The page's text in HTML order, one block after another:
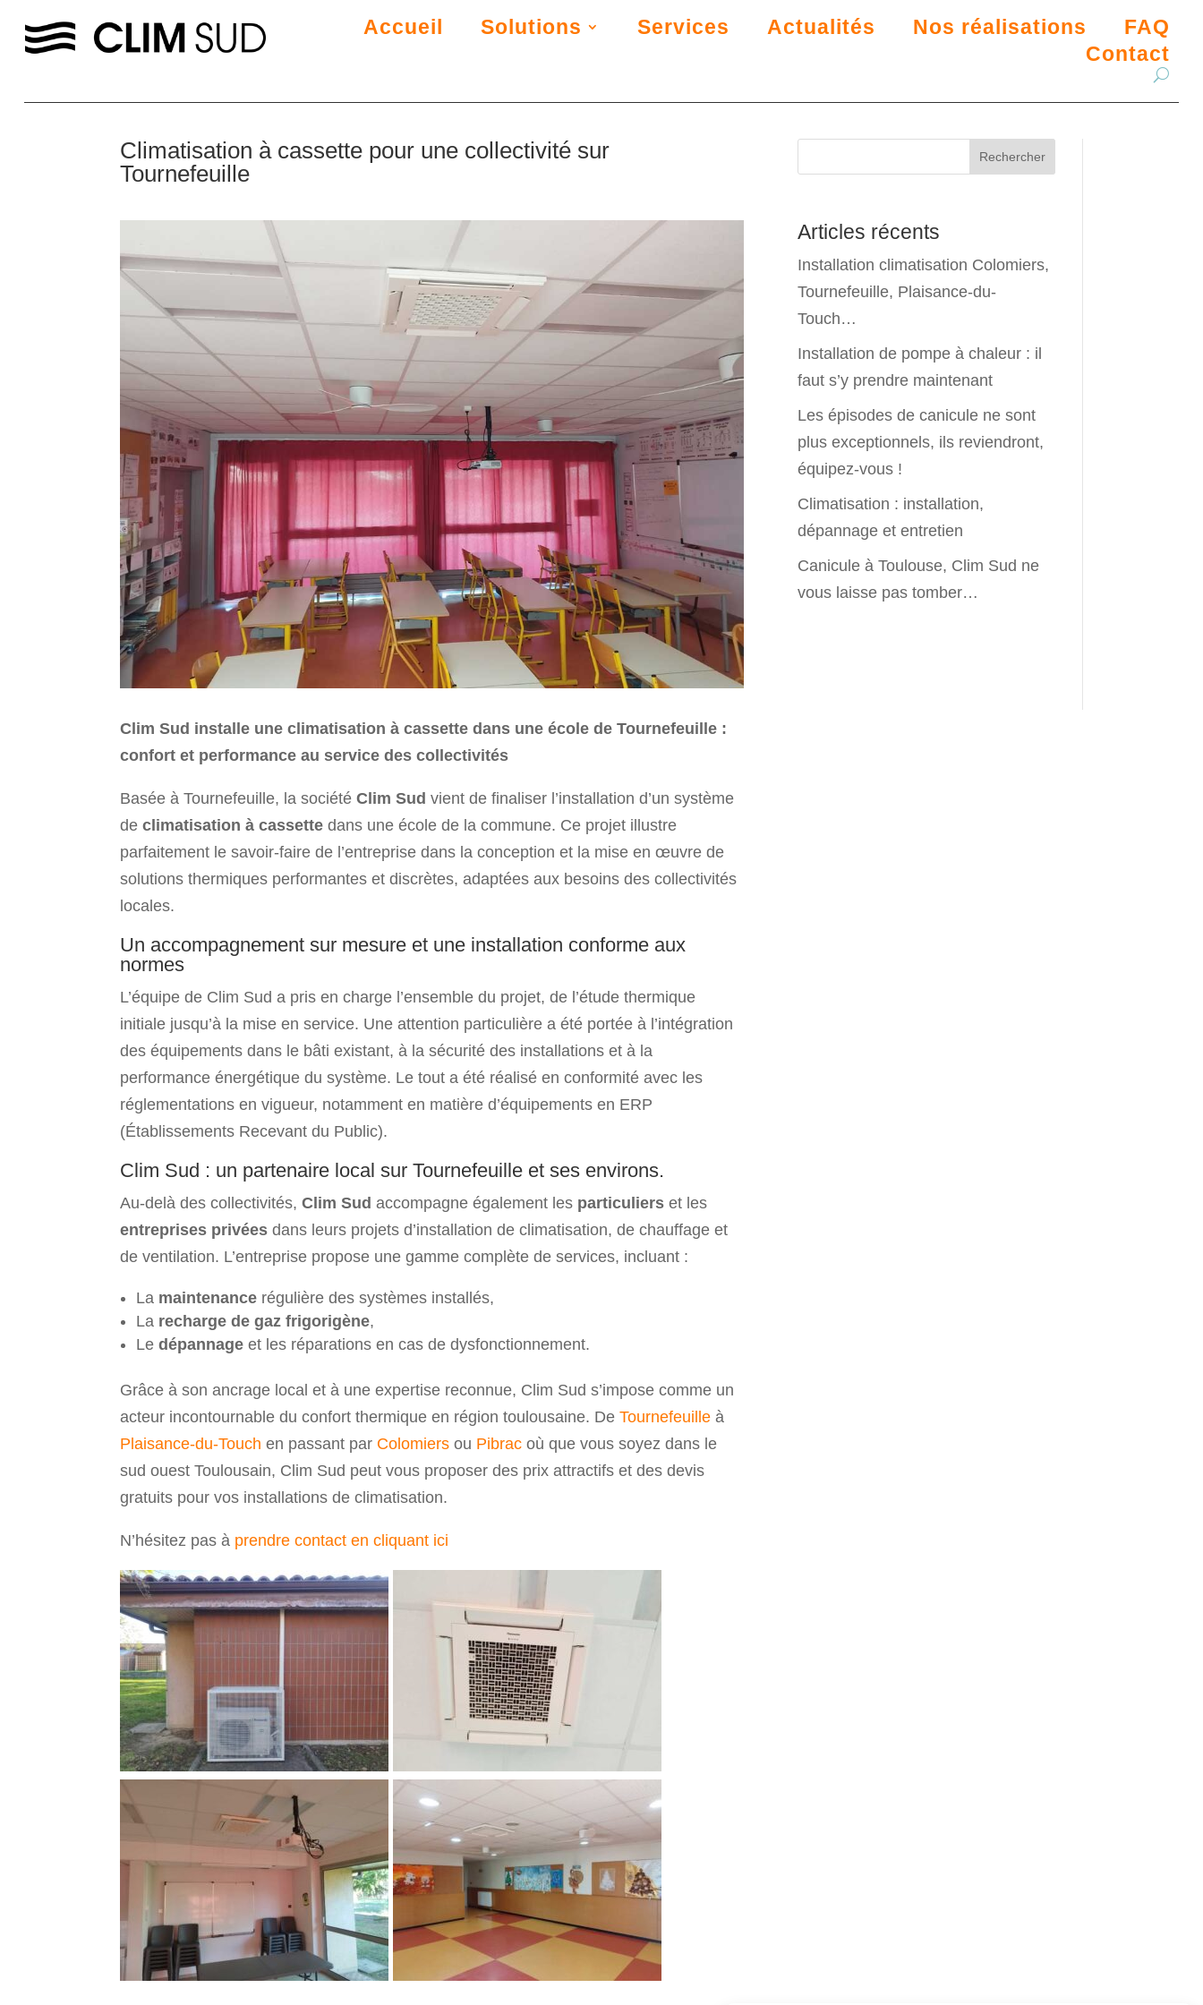
Accueil Solutions Services Actualités Nos réalisations
FAQ
Contact
Climatisation à cassette pour une collectivité sur
Tournefeuille
Clim Sud installe une climatisation à cassette dans une école de Tournefeuille :
confort et performance au service des collectivités
Basée à Tournefeuille, la sociétéClim Sud vient de finaliser l’installation d’un système
declimatisation à cassettedans une école de la commune. Ce projet illustre
parfaitement le savoir-faire de l’entreprise dans la conception et la mise en œuvre de
solutions thermiques performantes et discrètes, adaptées aux besoins des collectivités
locales.
Un accompagnement sur mesure et une installation conforme aux
normes
L’équipe de Clim Sud a pris en charge l’ensemble du projet, de l’étude thermique
initiale jusqu’à la mise en service. Une attention particulière a été portée à l’intégration
des équipements dans le bâti existant, à la sécurité des installations et à la
performance énergétique du système. Le tout a été réalisé en conformité avec les
réglementations en vigueur, notamment en matière d’équipements en ERP
(Établissements Recevant du Public).
Clim Sud : un partenaire local sur Tournefeuille et ses environs.
Au-delà des collectivités,Clim Sud accompagne également les particuliers et les
entreprises privées dans leurs projets d’installation de climatisation, de chauffage et
de ventilation. L’entreprise propose une gamme complète de services, incluant :
La maintenance régulière des systèmes installés,
La recharge de gaz frigorigène,
Ledépannage et les réparations en cas de dysfonctionnement.
Grâce à son ancrage local et à une expertise reconnue, Clim Sud s’impose comme un
acteur incontournable du confort thermique en région toulousaine. DeTournefeuille à
Plaisance-du-Touch en passant par Colomiers ou Pibrac où que vous soyez dans le
sud ouest Toulousain, Clim Sud peut vous proposer des prix attractifs et des devis
gratuits pour vos installations de climatisation.
N’hésitez pas à prendre contact en cliquant ici
Rechercher
Articles récents
Installation climatisation Colomiers,
Tournefeuille, Plaisance-du-
Touch…
Installation de pompe à chaleur : il
faut s’y prendre maintenant
Les épisodes de canicule ne sont
plus exceptionnels, ils reviendront,
équipez-vous !
Climatisation : installation,
dépannage et entretien
Canicule à Toulouse, Clim Sud ne
vous laisse pas tomber…